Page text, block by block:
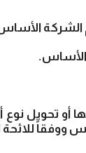
أو تحويل
ووفقاً للائحة